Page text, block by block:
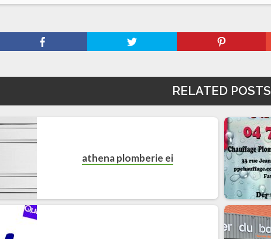
RELATED POSTS
athena plomberie ei